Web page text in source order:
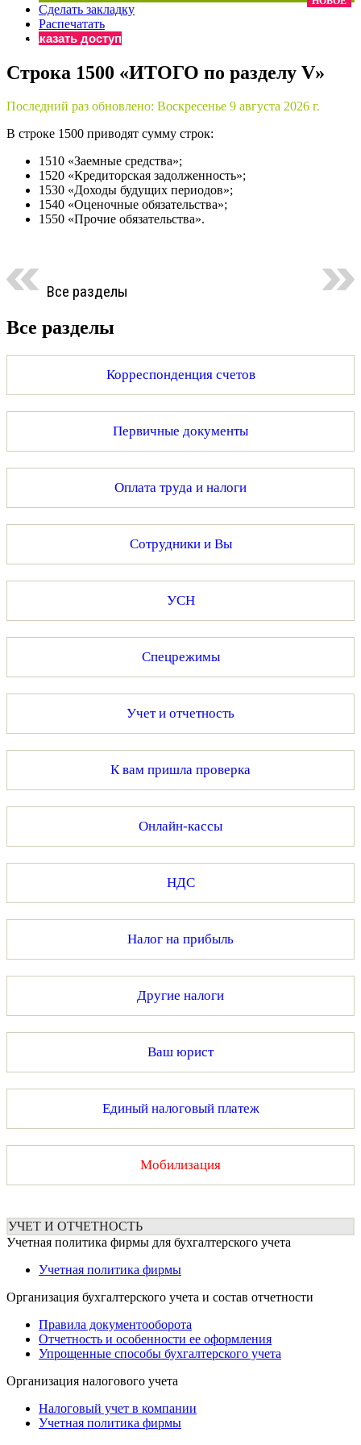
Бератор
«Практическая энциклопедия бухгалтера»
«Нормативные акты для бухгалтера»
«Практическая бухгалтерия»
Онлайн-сервисы «Учетная политика» и «Алгоритмы
Просто заполните форму, и мы вышлем вам на почту
Сделать закладку
Распечатать
Заказать доступ
Строка 1500 «ИТОГО по разделу V»
Последний раз обновлено: Воскресенье 9 августа 2026 г.
В строке 1500 приводят сумму строк:
1510 «Заемные средства»;
1520 «Кредиторская задолженность»;
1530 «Доходы будущих периодов»;
1540 «Оценочные обязательства»;
1550 «Прочие обязательства».
Все разделы
Все разделы
Корреспонденция счетов
Первичные документы
Оплата труда и налоги
Сотрудники и Вы
УСН
Спецрежимы
Учет и отчетность
К вам пришла проверка
Онлайн-кассы
НДС
Налог на прибыль
Другие налоги
Ваш юрист
Единый налоговый платеж
Мобилизация
УЧЕТ И ОТЧЕТНОСТЬ
Учетная политика фирмы для бухгалтерского учета
Учетная политика фирмы
Организация бухгалтерского учета и состав отчетности
Правила документооборота
Отчетность и особенности ее оформления
Упрощенные способы бухгалтерского учета
Организация налогового учета
Налоговый учет в компании
Учетная политика фирмы